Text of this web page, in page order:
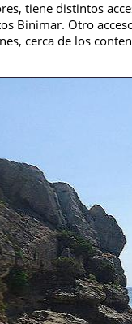
tiene distintos
Binimar. Otro
cerca de los